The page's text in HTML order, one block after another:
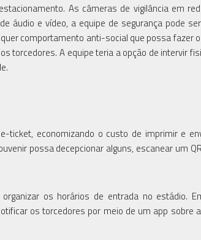
As câmeras de vigilância em
áudio e vídeo, a equipe de segurança pode
comportamento anti-social que possa fazer
torcedores. A equipe teria a opção de intervir
ticket, economizando o custo de imprimir e
possa decepcionar alguns, escanear um
os horários de entrada no estádio.
os torcedores por meio de um app sobre